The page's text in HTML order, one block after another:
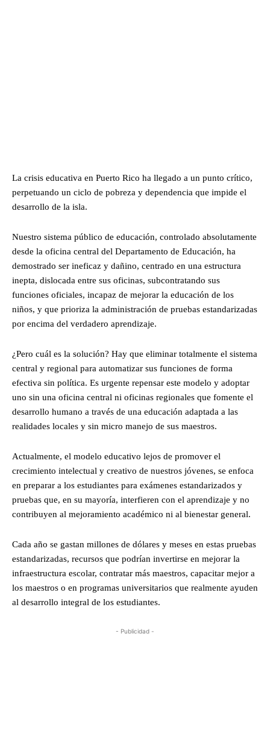
La crisis educativa en Puerto Rico ha llegado a un punto crítico,
perpetuando un ciclo de pobreza y dependencia que impide el
desarrollo de la isla.
Nuestro sistema público de educación, controlado absolutamente
desde la oficina central del Departamento de Educación, ha
demostrado ser ineficaz y dañino, centrado en una estructura
inepta, dislocada entre sus oficinas, subcontratando sus
funciones oficiales, incapaz de mejorar la educación de los
niños, y que prioriza la administración de pruebas estandarizadas
por encima del verdadero aprendizaje.
¿Pero cuál es la solución? Hay que eliminar totalmente el sistema
central y regional para automatizar sus funciones de forma
efectiva sin política. Es urgente repensar este modelo y adoptar
uno sin una oficina central ni oficinas regionales que fomente el
desarrollo humano a través de una educación adaptada a las
realidades locales y sin micro manejo de sus maestros.
Actualmente, el modelo educativo lejos de promover el
crecimiento intelectual y creativo de nuestros jóvenes, se enfoca
en preparar a los estudiantes para exámenes estandarizados y
pruebas que, en su mayoría, interfieren con el aprendizaje y no
contribuyen al mejoramiento académico ni al bienestar general.
Cada año se gastan millones de dólares y meses en estas pruebas
estandarizadas, recursos que podrían invertirse en mejorar la
infraestructura escolar, contratar más maestros, capacitar mejor a
los maestros o en programas universitarios que realmente ayuden
al desarrollo integral de los estudiantes.
- Publicidad -